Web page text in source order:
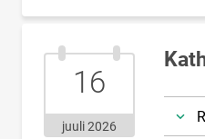
16.juuli.2026
16
juuli 2026